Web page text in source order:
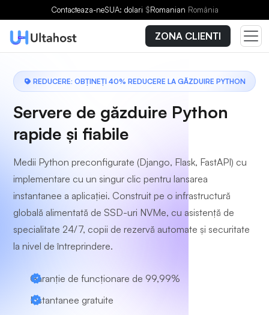
Contacteaza-neSUA: dolari $Romanian România
ZONA CLIENTI
REDUCERE: OBȚINEȚI 40% REDUCERE LA GĂZDUIRE PYTHON
Servere de găzduire Python
rapide și fiabile
Medii Python preconfigurate (Django, Flask, FastAPI) cu
implementare cu un singur clic pentru lansarea
instantanee a aplicației. Construit pe o infrastructură
globală alimentată de SSD-uri NVMe, cu asistență de
specialitate 24/7, copii de rezervă automate și securitate
la nivel de întreprindere.
Garanție de funcționare de 99,99%
Instantanee gratuite